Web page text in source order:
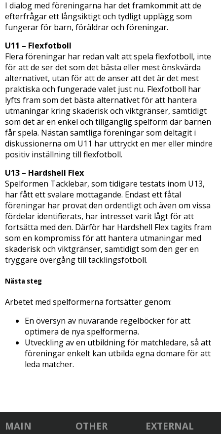
I dialog med föreningarna har det framkommit att de
efterfrågar ett långsiktigt och tydligt upplägg som
fungerar för barn, föräldrar och föreningar.
U11 – Flexfotboll
Flera föreningar har redan valt att spela flexfotboll, inte
för att de ser det som det bästa eller mest önskvärda
alternativet, utan för att de anser att det är det mest
praktiska och fungerade valet just nu. Flexfotboll har
lyfts fram som det bästa alternativet för att hantera
utmaningar kring skaderisk och viktgränser, samtidigt
som det är en enkel och tillgänglig spelform där barnen
får spela. Nästan samtliga föreningar som deltagit i
diskussionerna om U11 har uttryckt en mer eller mindre
positiv inställning till flexfotboll.
U13 – Hardshell Flex
Spelformen Tacklebar, som tidigare testats inom U13,
har fått ett svalare mottagande. Endast ett fåtal
föreningar har provat den ordentligt och även om vissa
fördelar identifierats, har intresset varit lågt för att
fortsätta med den. Därför har Hardshell Flex tagits fram
som en kompromiss för att hantera utmaningar med
skaderisk och viktgränser, samtidigt som den ger en
tryggare övergång till tacklingsfotboll.
Nästa steg
Arbetet med spelformerna fortsätter genom:
En översyn av nuvarande regelböcker för att
optimera de nya spelformerna.
Utveckling av en utbildning för matchledare, så att
föreningar enkelt kan utbilda egna domare för att
leda matcher.
MAIN OTHER EXTERNAL